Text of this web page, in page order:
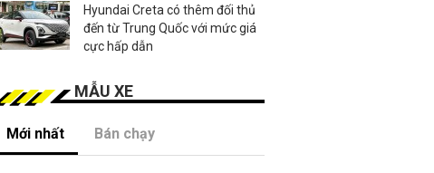
Hyundai Creta có thêm đối thủ
đến từ Trung Quốc với mức giá
cực hấp dẫn
MẪU XE
Mới nhất Bán chạy